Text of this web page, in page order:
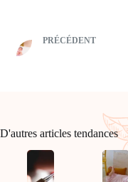
PRÉCÉDENT
D'autres articles tendances